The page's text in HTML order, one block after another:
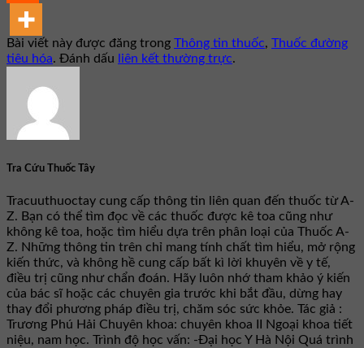
Bài viết này được đăng trong Thông tin thuốc, Thuốc đường
tiêu hóa. Đánh dấu liên kết thường trực.
Tra Cứu Thuốc Tây
Tracuuthuoctay cung cấp thông tin liên quan đến thuốc từ A-
Z. Bạn có thể tìm đọc về các thuốc được kê toa cũng như
không kê toa, hoặc tìm hiểu dựa trên phân loại của Thuốc A-
Z. Những thông tin trên chỉ mang tính chất tìm hiểu, mở rộng
kiến thức, và không hề cung cấp bất kì lời khuyên về y tế,
điều trị cũng như chẩn đoán. Hãy luôn nhớ tham khảo ý kiến
của bác sĩ hoặc các chuyên gia trước khi bắt đầu, dừng hay
thay đổi phương pháp điều trị, chăm sóc sức khỏe. Tác giả :
Trương Phú Hải Chuyên khoa: chuyên khoa II Ngoại khoa tiết
niệu, nam học. Trình độ học vấn: -Đại học Y Hà Nội Quá trình